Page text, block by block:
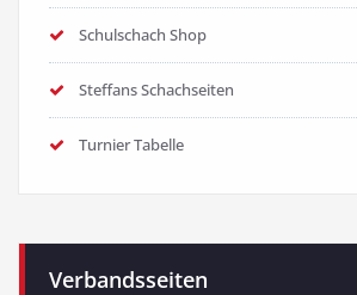
Schulschach Shop
Steffans Schachseiten
Turnier Tabelle
Verbandsseiten